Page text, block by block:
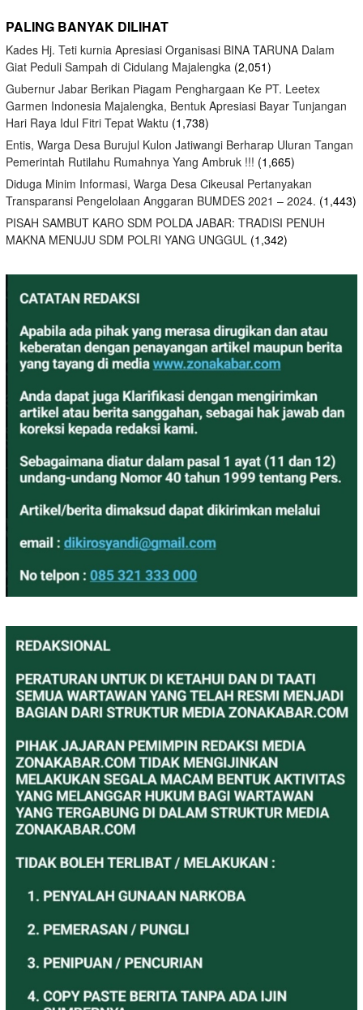
PALING BANYAK DILIHAT
Kades Hj. Teti kurnia Apresiasi Organisasi BINA TARUNA Dalam
Giat Peduli Sampah di Cidulang Majalengka (2,051)
Gubernur Jabar Berikan Piagam Penghargaan Ke PT. Leetex
Garmen Indonesia Majalengka, Bentuk Apresiasi Bayar Tunjangan
Hari Raya Idul Fitri Tepat Waktu (1,738)
Entis, Warga Desa Burujul Kulon Jatiwangi Berharap Uluran Tangan
Pemerintah Rutilahu Rumahnya Yang Ambruk !!! (1,665)
Diduga Minim Informasi, Warga Desa Cikeusal Pertanyakan
Transparansi Pengelolaan Anggaran BUMDES 2021 – 2024. (1,443)
PISAH SAMBUT KARO SDM POLDA JABAR: TRADISI PENUH
MAKNA MENUJU SDM POLRI YANG UNGGUL (1,342)